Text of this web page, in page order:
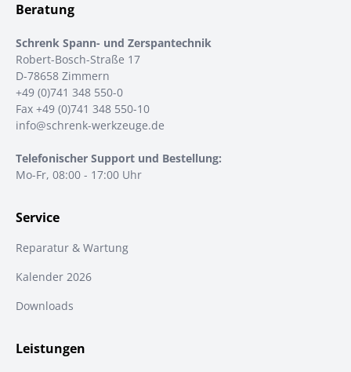
Beratung
Schrenk Spann- und Zerspantechnik
Robert-Bosch-Straße 17
D-78658 Zimmern
+49 (0)741 348 550-0
Fax +49 (0)741 348 550-10
info@schrenk-werkzeuge.de
Telefonischer Support und Bestellung:
Mo-Fr, 08:00 - 17:00 Uhr
Service
Reparatur & Wartung
Kalender 2026
Downloads
Leistungen